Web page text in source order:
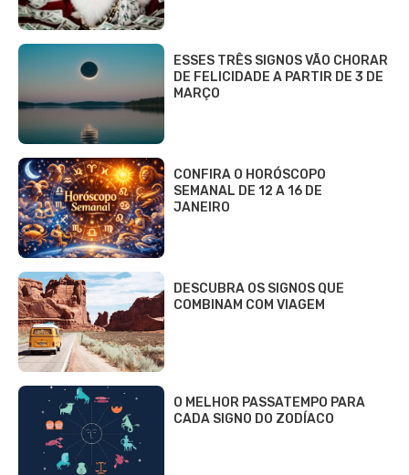
ESSES TRÊS SIGNOS VÃO CHORAR
DE FELICIDADE A PARTIR DE 3 DE
MARÇO
CONFIRA O HORÓSCOPO
SEMANAL DE 12 A 16 DE
JANEIRO
DESCUBRA OS SIGNOS QUE
COMBINAM COM VIAGEM
O MELHOR PASSATEMPO PARA
CADA SIGNO DO ZODÍACO